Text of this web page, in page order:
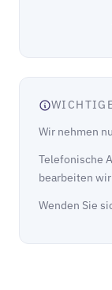
Wir nehmen
Telefonische
bearbeiten wir
Wenden Sie